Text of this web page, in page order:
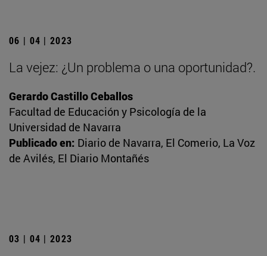
06 | 04 | 2023
La vejez: ¿Un problema o una oportunidad?.
Gerardo Castillo Ceballos
Facultad de Educación y Psicología de la
Universidad de Navarra
Publicado en: Diario de Navarra, El Comerio, La Voz
de Avilés, El Diario Montañés
03 | 04 | 2023